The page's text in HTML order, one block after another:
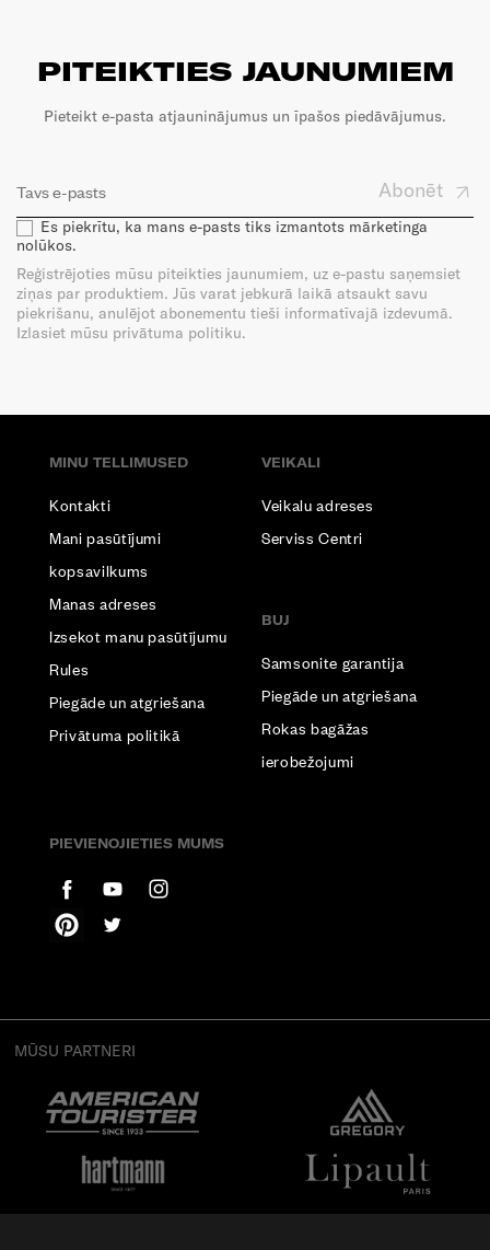
PITEIKTIES JAUNUMIEM
Pieteikt e-pasta atjauninājumus un īpašos piedāvājumus.
Abonēt
Es piekrītu, ka mans e-pasts tiks izmantots mārketinga
nolūkos.
Reģistrējoties mūsu piteikties jaunumiem, uz e-pastu saņemsiet
ziņas par produktiem. Jūs varat jebkurā laikā atsaukt savu
piekrišanu, anulējot abonementu tieši informatīvajā izdevumā.
Izlasiet mūsu privātuma politiku.
MINU TELLIMUSED
Kontakti
Mani pasūtījumi
kopsavilkums
Manas adreses
Izsekot manu pasūtījumu
Rules
Piegāde un atgriešana
Privātuma politikā
VEIKALI
Veikalu adreses
Serviss Centri
BUJ
Samsonite garantija
Piegāde un atgriešana
Rokas bagāžas
ierobežojumi
PIEVIENOJIETIES MUMS
MŪSU PARTNERI